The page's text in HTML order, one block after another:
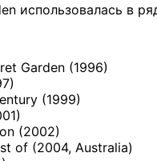
использовалась в
Garden (1996)
(1999)
(2002)
of (2004, Australia)